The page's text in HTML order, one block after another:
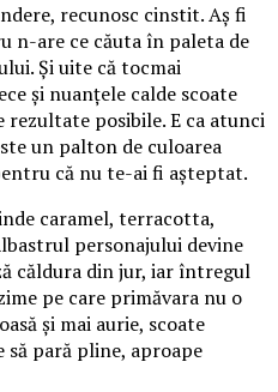
recunosc cinstit. Aș fi
n-are ce căuta în paleta de
Și uite că tocmai
și nuanțele calde scoate
posibile. E ca atunci
un palton de culoarea
că nu te-ai fi așteptat.
caramel, terracotta,
personajului devine
căldura din jur, iar întregul
pe care primăvara nu o
și mai aurie, scoate
pară pline, aproape